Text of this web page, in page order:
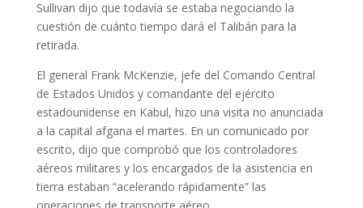
Sullivan dijo que todavía se estaba negociando la
cuestión de cuánto tiempo dará el Talibán para la
retirada.
El general Frank McKenzie, jefe del Comando Central
de Estados Unidos y comandante del ejército
estadounidense en Kabul, hizo una visita no anunciada
a la capital afgana el martes. En un comunicado por
escrito, dijo que comprobó que los controladores
aéreos militares y los encargados de la asistencia en
tierra estaban “acelerando rápidamente” las